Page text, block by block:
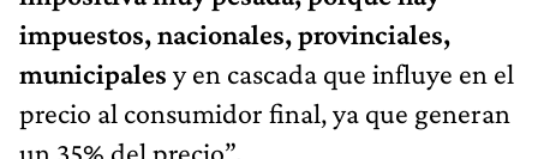
impuestos, nacionales, provinciales,
municipales y en cascada que influye en el
precio al consumidor final, ya que generan
un 35% del precio”.